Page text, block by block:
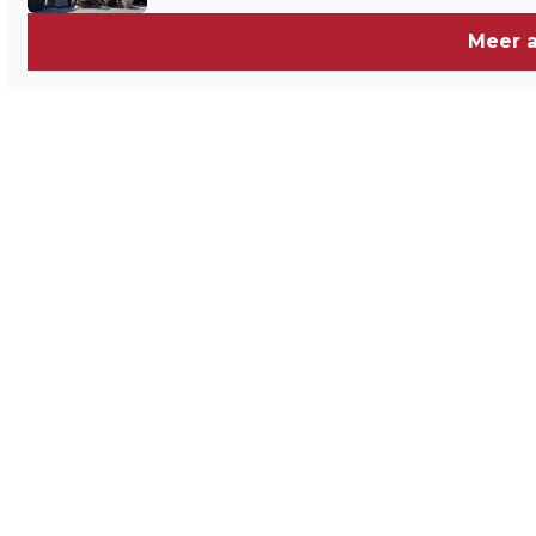
Meer